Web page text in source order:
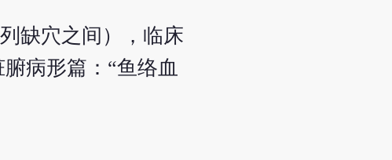
缺穴之间），临床
病形篇：“鱼络血